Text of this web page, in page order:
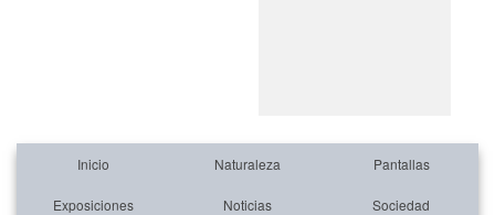
Inicio Naturaleza Pantallas
Exposiciones Noticias Sociedad